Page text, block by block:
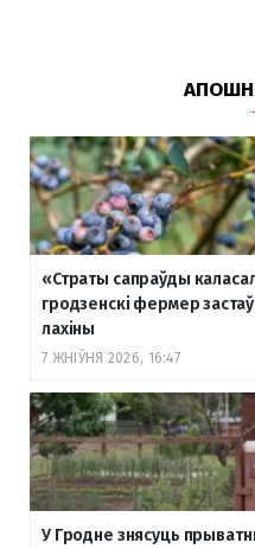
«Страты сапраўды
гродзенскі фермер
лахіны
7 ЖНІЎНЯ 2026, 16:47
У Гродне знясуць